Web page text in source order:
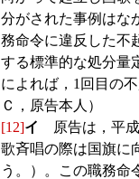
分がされた事例はな
務命令に違反した不
する標準的な処分量
によれば，1回目の
Ｃ，原告本人）
[12]イ
原告は，平成
歌斉唱の際は国旗に
う。）。この職務命